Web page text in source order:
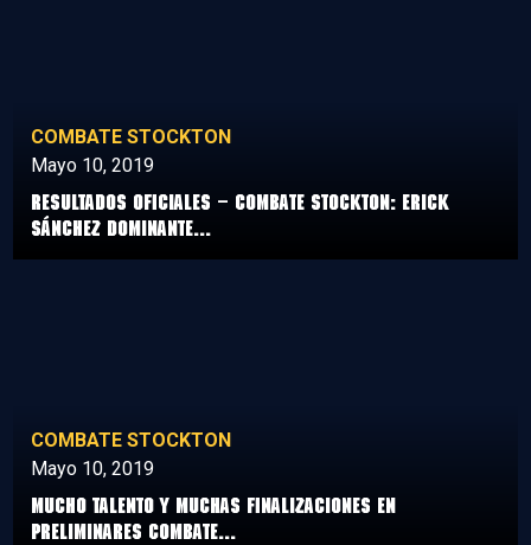
COMBATE STOCKTON
Mayo 10, 2019
Resultados Oficiales – Combate Stockton: Erick
Sánchez dominante...
COMBATE STOCKTON
Mayo 10, 2019
Mucho talento y muchas finalizaciones en
preliminares Combate...